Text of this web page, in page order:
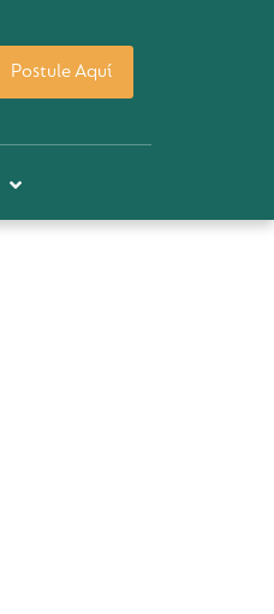
Postule Aquí